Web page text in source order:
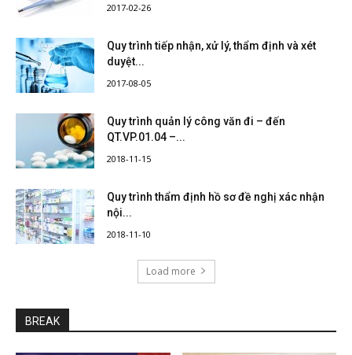
2017-02-26
Quy trình tiếp nhận, xử lý, thẩm định và xét
duyệt...
2017-08-05
Quy trình quản lý công văn đi – đến
QT.VP.01.04 –...
2018-11-15
Quy trình thẩm định hồ sơ đề nghị xác nhận
nội...
2018-11-10
Load more
BREAK